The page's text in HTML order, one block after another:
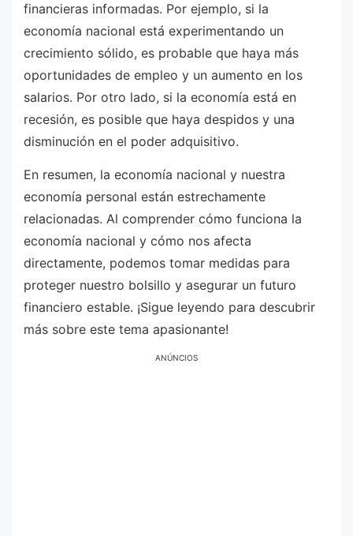
financieras informadas. Por ejemplo, si la
economía nacional está experimentando un
crecimiento sólido, es probable que haya más
oportunidades de empleo y un aumento en los
salarios. Por otro lado, si la economía está en
recesión, es posible que haya despidos y una
disminución en el poder adquisitivo.
En resumen, la economía nacional y nuestra
economía personal están estrechamente
relacionadas. Al comprender cómo funciona la
economía nacional y cómo nos afecta
directamente, podemos tomar medidas para
proteger nuestro bolsillo y asegurar un futuro
financiero estable. ¡Sigue leyendo para descubrir
más sobre este tema apasionante!
ANÚNCIOS